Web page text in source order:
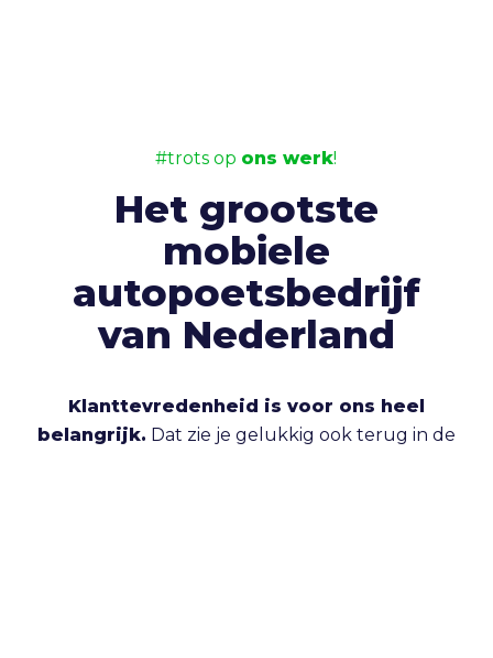
#trots op ons werk!
Het grootste
mobiele
autopoetsbedrijf
van Nederland
Klanttevredenheid is voor ons heel
belangrijk. Dat zie je gelukkig ook terug in de